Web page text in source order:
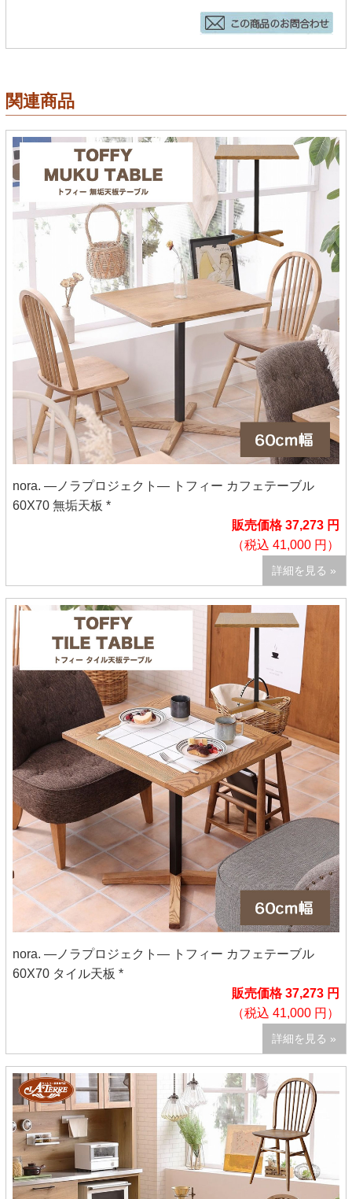
関連商品
nora. ―ノラプロジェクト― トフィー カフェテーブル
60X70 無垢天板 *
販売価格 37,273 円
（税込 41,000 円）
詳細を見る »
nora. ―ノラプロジェクト― トフィー カフェテーブル
60X70 タイル天板 *
販売価格 37,273 円
（税込 41,000 円）
詳細を見る »